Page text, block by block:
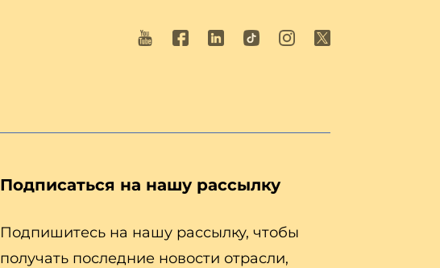
Подписаться на нашу рассылку
Подпишитесь на нашу рассылку, чтобы
получать последние новости отрасли,